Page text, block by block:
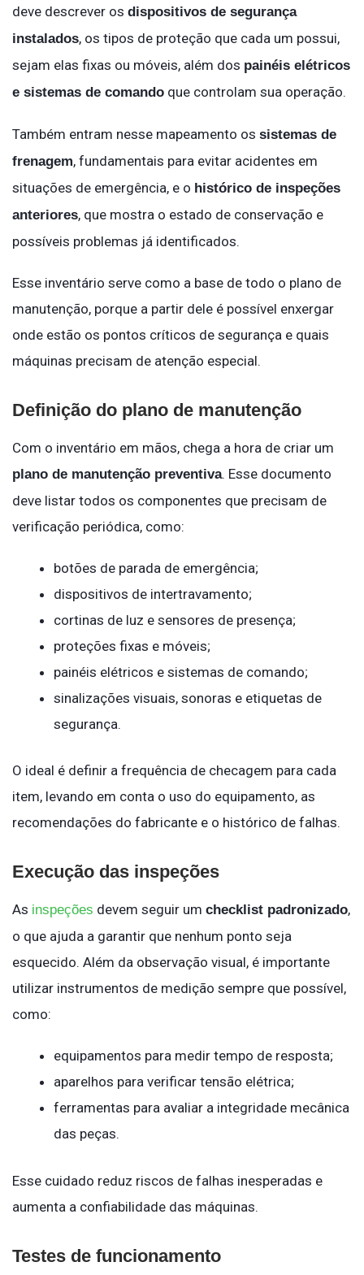
deve descrever os dispositivos de segurança
instalados, os tipos de proteção que cada um possui,
sejam elas fixas ou móveis, além dos painéis elétricos
e sistemas de comando que controlam sua operação.
Também entram nesse mapeamento os sistemas de
frenagem, fundamentais para evitar acidentes em
situações de emergência, e o histórico de inspeções
anteriores, que mostra o estado de conservação e
possíveis problemas já identificados.
Esse inventário serve como a base de todo o plano de
manutenção, porque a partir dele é possível enxergar
onde estão os pontos críticos de segurança e quais
máquinas precisam de atenção especial.
Definição do plano de manutenção
Com o inventário em mãos, chega a hora de criar um
plano de manutenção preventiva. Esse documento
deve listar todos os componentes que precisam de
verificação periódica, como:
botões de parada de emergência;
dispositivos de intertravamento;
cortinas de luz e sensores de presença;
proteções fixas e móveis;
painéis elétricos e sistemas de comando;
sinalizações visuais, sonoras e etiquetas de
segurança.
O ideal é definir a frequência de checagem para cada
item, levando em conta o uso do equipamento, as
recomendações do fabricante e o histórico de falhas.
Execução das inspeções
As inspeções devem seguir um checklist padronizado,
o que ajuda a garantir que nenhum ponto seja
esquecido. Além da observação visual, é importante
utilizar instrumentos de medição sempre que possível,
como:
equipamentos para medir tempo de resposta;
aparelhos para verificar tensão elétrica;
ferramentas para avaliar a integridade mecânica
das peças.
Esse cuidado reduz riscos de falhas inesperadas e
aumenta a confiabilidade das máquinas.
Testes de funcionamento